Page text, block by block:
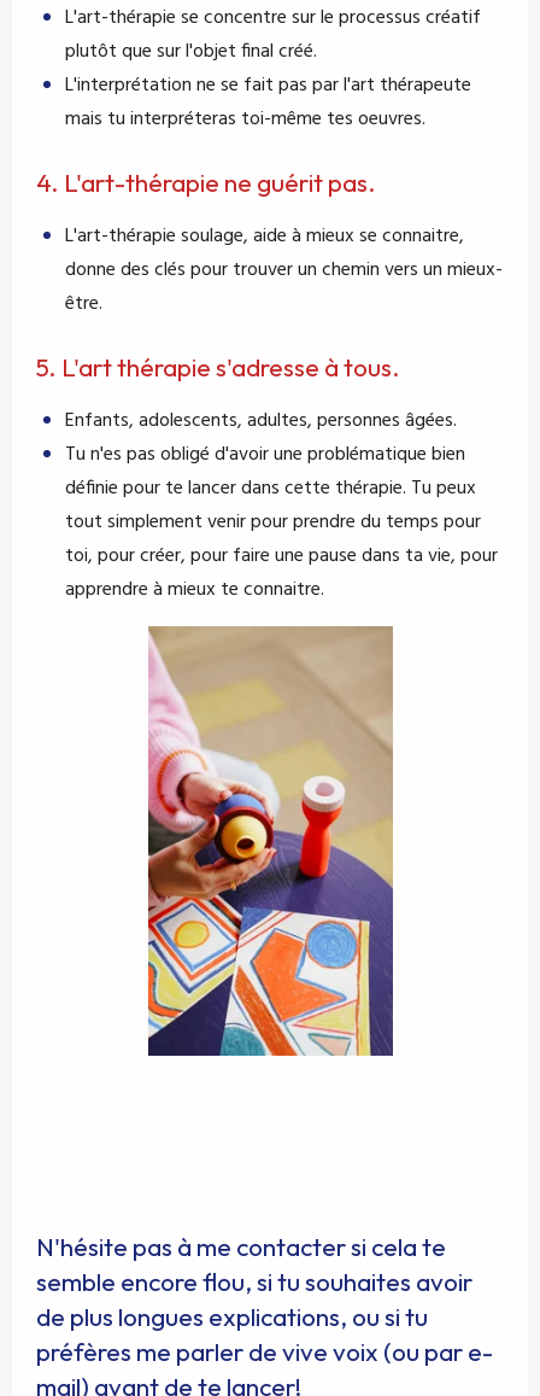
L'art-thérapie se concentre sur le processus créatif
plutôt que sur l'objet final créé.
L'interprétation ne se fait pas par l'art thérapeute
mais tu interpréteras toi-même tes oeuvres.
4. L'art-thérapie ne guérit pas.
L'art-thérapie soulage, aide à mieux se connaitre,
donne des clés pour trouver un chemin vers un mieux-
être.
5. L'art thérapie s'adresse à tous.
Enfants, adolescents, adultes, personnes âgées.
Tu n'es pas obligé d'avoir une problématique bien
définie pour te lancer dans cette thérapie. Tu peux
tout simplement venir pour prendre du temps pour
toi, pour créer, pour faire une pause dans ta vie, pour
apprendre à mieux te connaitre.
N'hésite pas à me contacter si cela te
semble encore flou, si tu souhaites avoir
de plus longues explications, ou si tu
préfères me parler de vive voix (ou par e-
mail) avant de te lancer!